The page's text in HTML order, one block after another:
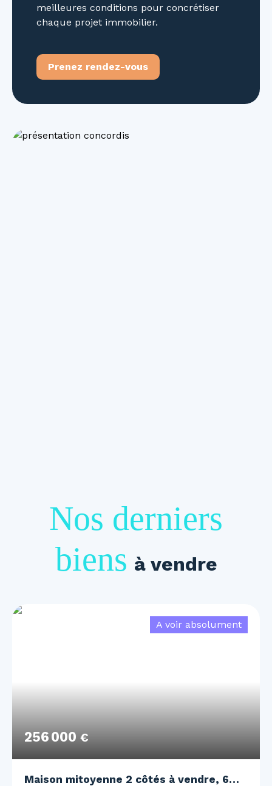
meilleures conditions pour concrétiser
chaque projet immobilier.
Prenez rendez-vous
Nos derniers
biens à vendre
256 000 €
A voir absolument
Maison mitoyenne 2 côtés à vendre, 6